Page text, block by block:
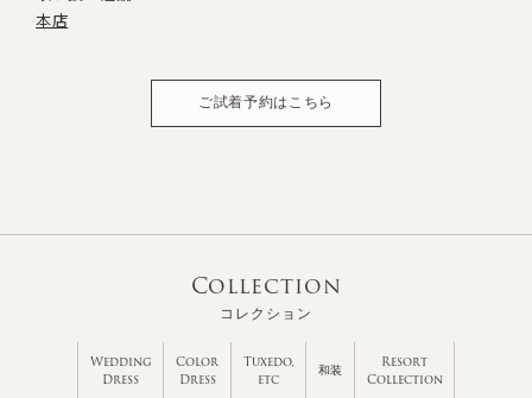
本店
ご試着予約はこちら
Collection
コレクション
Wedding
Dress
Color
Dress
Tuxedo,
etc
和装
Resort
Collection